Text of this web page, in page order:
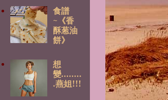
食譜
~《香
酥葱油
餅》
想
變........
.燕姐!!!